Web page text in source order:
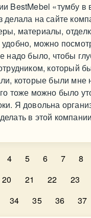
BestMebel «тумбу
делала на сайте
материалы,
можно
надо было, чтобы
который
которые были
тоже можно было
Я довольна
в этой
4 5 6 7 8
20 21 22 23
34 35 36 37